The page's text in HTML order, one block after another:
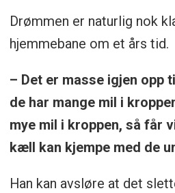
Drømmen er naturlig nok
hjemmebane om et års tid.
– Det er masse igjen opp
de har mange mil i
mye mil i kroppen, så får
kæll kan kjempe med de
Han kan avsløre at det